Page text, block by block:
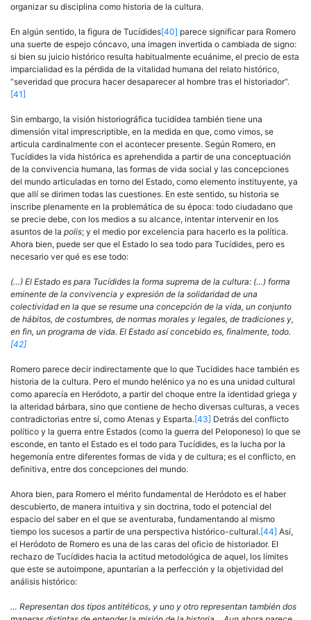
organizar su disciplina como historia de la cultura.
En algún sentido, la figura de Tucídides[40] parece significar para Ro­mero
una suerte de espejo cóncavo, una imagen invertida o cambiada de signo:
si bien su juicio histórico resulta habitualmente ecuánime, el precio de esta
imparcialidad es la pérdida de la vitalidad humana del relato histórico,
“severidad que procura hacer desaparecer al hombre tras el historiador”.
[41]
Sin embargo, la visión historiográfica tucidídea también tiene una
dimensión vital imprescriptible, en la medida en que, como vimos, se
articula cardinalmente con el acontecer presente. Según Romero, en
Tucídides la vida histórica es aprehendida a partir de una conceptua­ción
de la convivencia humana, las formas de vida social y las con­cepciones
del mundo articuladas en torno del Estado, como elemento instituyente, ya
que allí se dirimen todas las cuestiones. En este sentido, su historia se
inscribe plenamente en la problemática de su época: todo ciudadano que
se precie debe, con los medios a su alcance, intentar in­tervenir en los
asuntos de la polis; y el medio por excelencia para hacer­lo es la política.
Ahora bien, puede ser que el Estado lo sea todo para Tucídides, pero es
necesario ver qué es ese todo:
(…) El Estado es para Tucídides la forma suprema de la cultura: (…) forma
eminente de la convivencia y expresión de la solidaridad de una
colectividad en la que se resume una concepción de la vida, un conjunto
de hábitos, de costumbres, de normas morales y legales, de tradiciones y,
en fin, un progra­ma de vida. El Estado así concebido es, finalmente, todo.
[42]
Romero parece decir indirectamente que lo que Tucídides hace también es
historia de la cultura. Pero el mundo helénico ya no es una unidad cultural
como aparecía en Heródoto, a partir del choque entre la identidad griega y
la alteridad bárbara, sino que contiene de hecho diversas culturas, a veces
contradictorias entre sí, como Atenas y Es­parta.[43] Detrás del conflicto
político y la guerra entre Estados (como la guerra del Peloponeso) lo que se
esconde, en tanto el Estado es el todo para Tucídides, es la lucha por la
hegemonía entre diferentes formas de vida y de cultura; es el conflicto, en
definitiva, entre dos concepciones del mundo.
Ahora bien, para Romero el mérito fundamental de Heródoto es el haber
descubierto, de manera intuitiva y sin doctrina, todo el po­tencial del
espacio del saber en el que se aventuraba, fundamentando al mismo
tiempo los sucesos a partir de una perspectiva histórico-cultural.[44] Así,
el Heródoto de Romero es una de las caras del oficio de historiador. El
rechazo de Tucídides hacia la actitud metodológica de aquel, los límites
que este se autoimpone, apuntarían a la perfección y la objetividad del
análisis histórico:
… Representan dos tipos antitéticos, y uno y otro representan también dos